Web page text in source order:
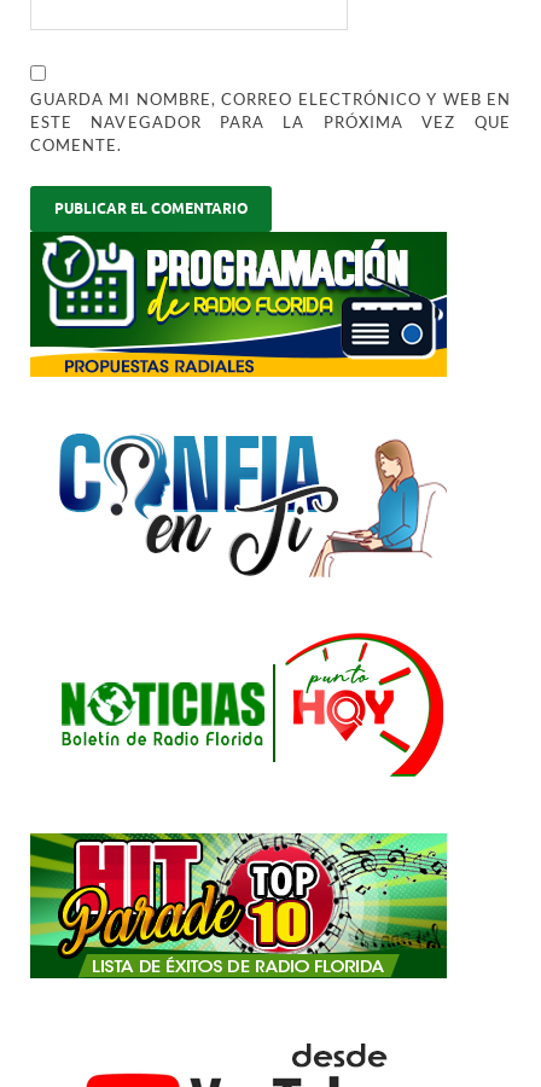
GUARDA MI NOMBRE, CORREO ELECTRÓNICO Y WEB EN
ESTE NAVEGADOR PARA LA PRÓXIMA VEZ QUE
COMENTE.